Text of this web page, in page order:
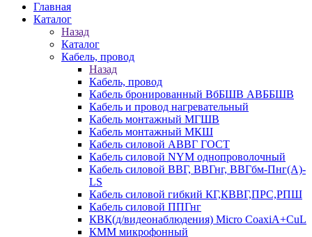
Главная
Каталог
Назад
Каталог
Кабель, провод
Назад
Кабель, провод
Кабель бронированный ВбБШВ АВББШВ
Кабель и провод нагревательный
Кабель монтажный МГШВ
Кабель монтажный МКШ
Кабель силовой АВВГ ГОСТ
Кабель силовой NYM однопроволочный
Кабель силовой ВВГ, ВВГнг, ВВГбм-Пнг(А)-
LS
Кабель силовой гибкий КГ,КВВГ,ПРС,РПШ
Кабель силовой ППГнг
КВК(д/видеонаблюдения) Micro CoaxiA+CuL
КММ микрофонный